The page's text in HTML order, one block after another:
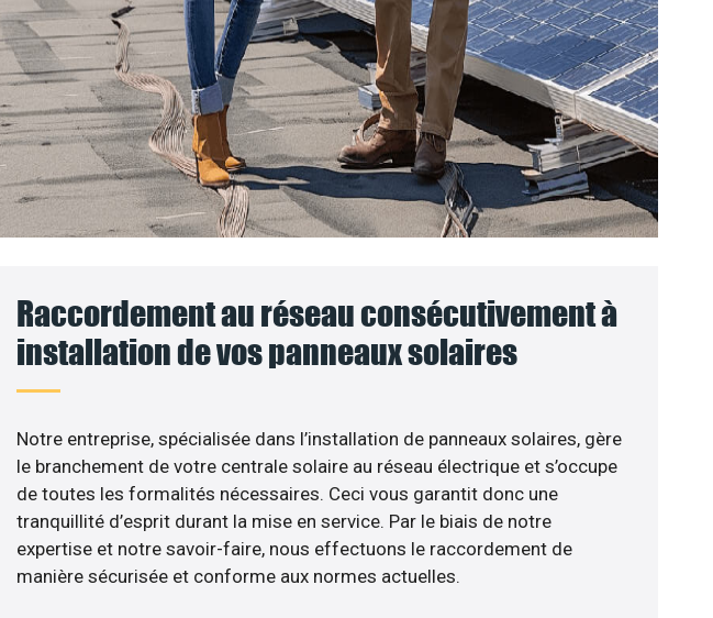
Raccordement au réseau consécutivement à
installation de vos panneaux solaires
Notre entreprise, spécialisée dans l’installation de panneaux solaires, gère
le branchement de votre centrale solaire au réseau électrique et s’occupe
de toutes les formalités nécessaires. Ceci vous garantit donc une
tranquillité d’esprit durant la mise en service. Par le biais de notre
expertise et notre savoir-faire, nous effectuons le raccordement de
manière sécurisée et conforme aux normes actuelles.